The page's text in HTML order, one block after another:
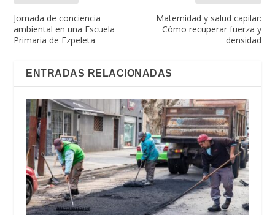
Jornada de conciencia
ambiental en una Escuela
Primaria de Ezpeleta
Maternidad y salud capilar:
Cómo recuperar fuerza y
densidad
ENTRADAS RELACIONADAS